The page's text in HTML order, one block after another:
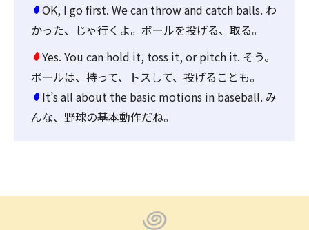
OK, I go first. We can throw and catch balls. わ
かった、じゃ行くよ。ボールを投げる、取る。
Yes. You can hold it, toss it, or pitch it. そう。
ボールは、持って、トスして、投げることも。
It’s all about the basic motions in baseball. み
んな、野球の基本動作だね。